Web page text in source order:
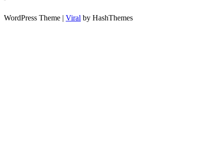
WordPress Theme | Viral by HashThemes